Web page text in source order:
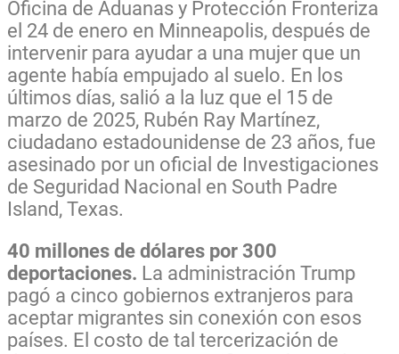
Oficina de Aduanas y Protección Fronteriza
el 24 de enero en Minneapolis, después de
intervenir para ayudar a una mujer que un
agente había empujado al suelo. En los
últimos días, salió a la luz que el 15 de
marzo de 2025, Rubén Ray Martínez,
ciudadano estadounidense de 23 años, fue
asesinado por un oficial de Investigaciones
de Seguridad Nacional en South Padre
Island, Texas.
40 millones de dólares por 300
deportaciones. La administración Trump
pagó a cinco gobiernos extranjeros para
aceptar migrantes sin conexión con esos
países. El costo de tal tercerización de